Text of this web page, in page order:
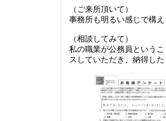
（ご来所頂いて）
事務所も明るい感じで構
（相談してみて）
私の職業が公務員という
スしていただき、納得し